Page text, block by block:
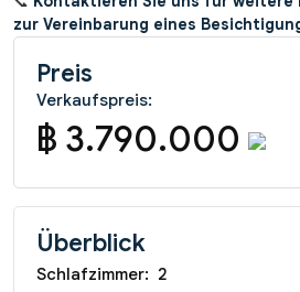
zur Vereinbarung eines
Preis
Verkaufspreis:
฿ 3.790.000
Überblick
Schlafzimmer: 2